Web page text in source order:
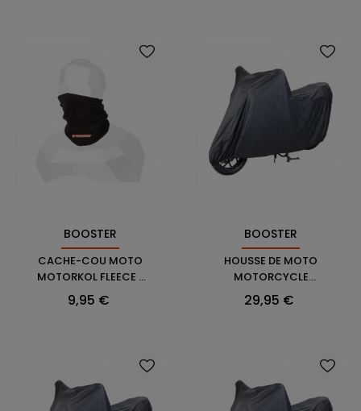
BOOSTER
CACHE-COU MOTO
MOTORKOL FLEECE -
BOOSTER
Prix
9,95 €
BOOSTER
HOUSSE DE MOTO
MOTORCYCLE
COVER BASIC 2 M -
BOOSTER
Prix
29,95 €